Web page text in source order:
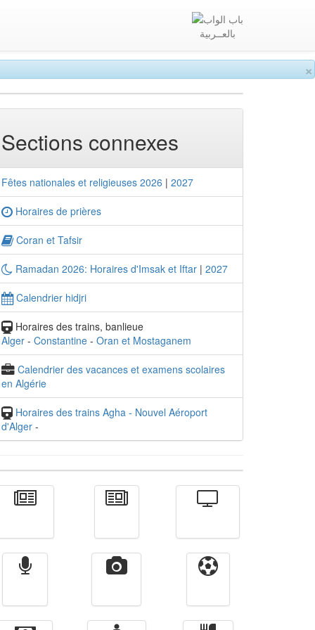
×
بالعــربية
Sections connexes
Fêtes nationales et religieuses 2026 | 2027
Horaires de prières
Coran et Tafsir
Ramadan 2026: Horaires d'Imsak et Iftar | 2027
Calendrier hidjri
Horaires des trains, banlieue
Alger - Constantine - Oran et Mostaganem
Calendrier des vacances et examens scolaires
en Algérie
Horaires des trains Agha - Nouvel Aéroport
d'Alger -